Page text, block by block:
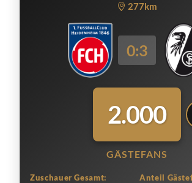
277km
0:3
2.000
GÄSTEFANS
Zuschauer Gesamt:
Anteil